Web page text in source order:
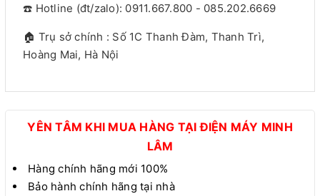
☎️ Hotline (đt/zalo): 0911.667.800 - 085.202.6669
🏠 Trụ sở chính : Số 1C Thanh Đàm, Thanh Trì,
Hoàng Mai, Hà Nội
YÊN TÂM KHI MUA HÀNG TẠI ĐIỆN MÁY MINH
LÂM
Hàng chính hãng mới 100%
Bảo hành chính hãng tại nhà